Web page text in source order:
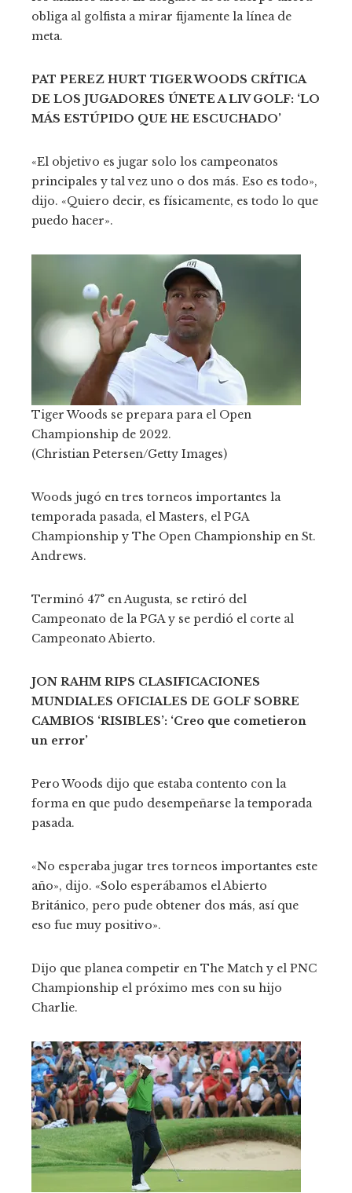
obliga al golfista a mirar fijamente la línea de
meta.
PAT PEREZ HURT TIGER WOODS CRÍTICA
DE LOS JUGADORES ÚNETE A LIV GOLF: ‘LO
MÁS ESTÚPIDO QUE HE ESCUCHADO’
«El objetivo es jugar solo los campeonatos
principales y tal vez uno o dos más. Eso es todo»,
dijo. «Quiero decir, es físicamente, es todo lo que
puedo hacer».
Tiger Woods se prepara para el Open
Championship de 2022.
(Christian Petersen/Getty Images)
Woods jugó en tres torneos importantes la
temporada pasada, el Masters, el PGA
Championship y The Open Championship en St.
Andrews.
Terminó 47° en Augusta, se retiró del
Campeonato de la PGA y se perdió el corte al
Campeonato Abierto.
JON RAHM RIPS CLASIFICACIONES
MUNDIALES OFICIALES DE GOLF SOBRE
CAMBIOS ‘RISIBLES’: ‘Creo que cometieron
un error’
Pero Woods dijo que estaba contento con la
forma en que pudo desempeñarse la temporada
pasada.
«No esperaba jugar tres torneos importantes este
año», dijo. «Solo esperábamos el Abierto
Británico, pero pude obtener dos más, así que
eso fue muy positivo».
Dijo que planea competir en The Match y el PNC
Championship el próximo mes con su hijo
Charlie.